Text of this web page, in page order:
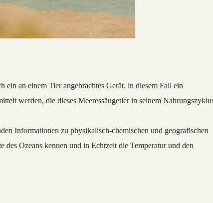
an einem Tier angebrachtes Gerät, in diesem Fall ein
werden, die dieses Meeressäugetier in seinem
Informationen zu physikalisch-chemischen und geografischen
des Ozeans kennen und in Echtzeit die Temperatur und den